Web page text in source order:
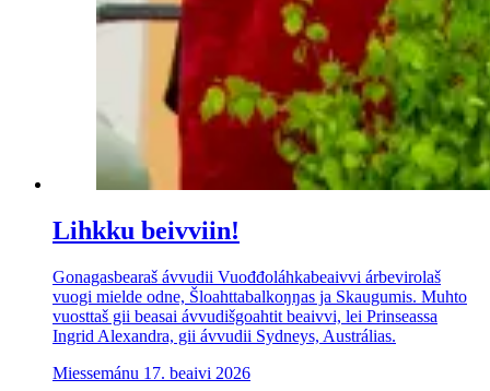
Lihkku beivviin!
Gonagasbearaš ávvudii Vuođđoláhkabeaivvi árbevirolaš
vuogi mielde odne, Šloahttabalkoŋŋas ja Skaugumis. Muhto
vuosttaš gii beasai ávvudišgoahtit beaivvi, lei Prinseassa
Ingrid Alexandra, gii ávvudii Sydneys, Austrálias.
Miessemánu 17. beaivi 2026